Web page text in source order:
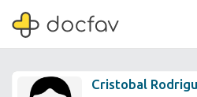
Cristobal